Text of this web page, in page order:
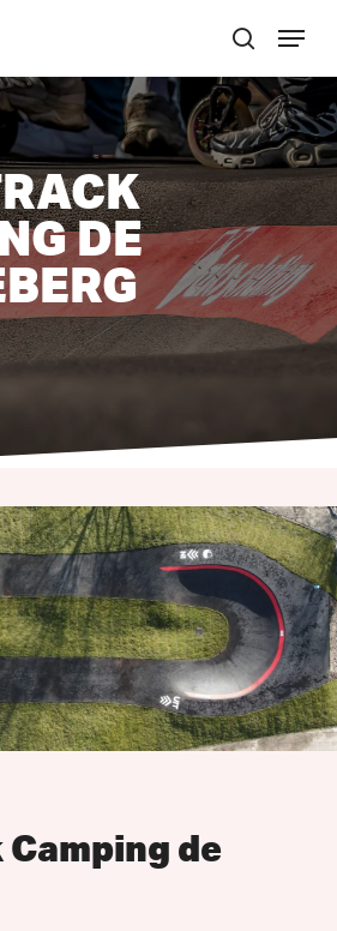
zoek
Menu
DE
de
Menu